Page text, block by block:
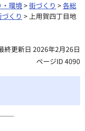
環境>街づくり >各総
くり > 上用賀四丁目地
終更新日 2026年2月26日
ページID 4090